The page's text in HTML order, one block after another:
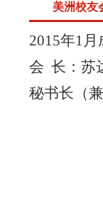
美洲校友
2015年1月
会 长 ：苏
秘书长（